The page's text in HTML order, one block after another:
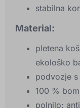
stabilna
Material:
pletena
ekološko
podvozje
100 %
polnilo: